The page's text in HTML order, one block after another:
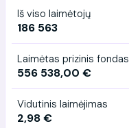
Iš viso laimėtojų
186 563
Laimėtas prizinis fondas
556 538,00 €
Vidutinis laimėjimas
2,98 €